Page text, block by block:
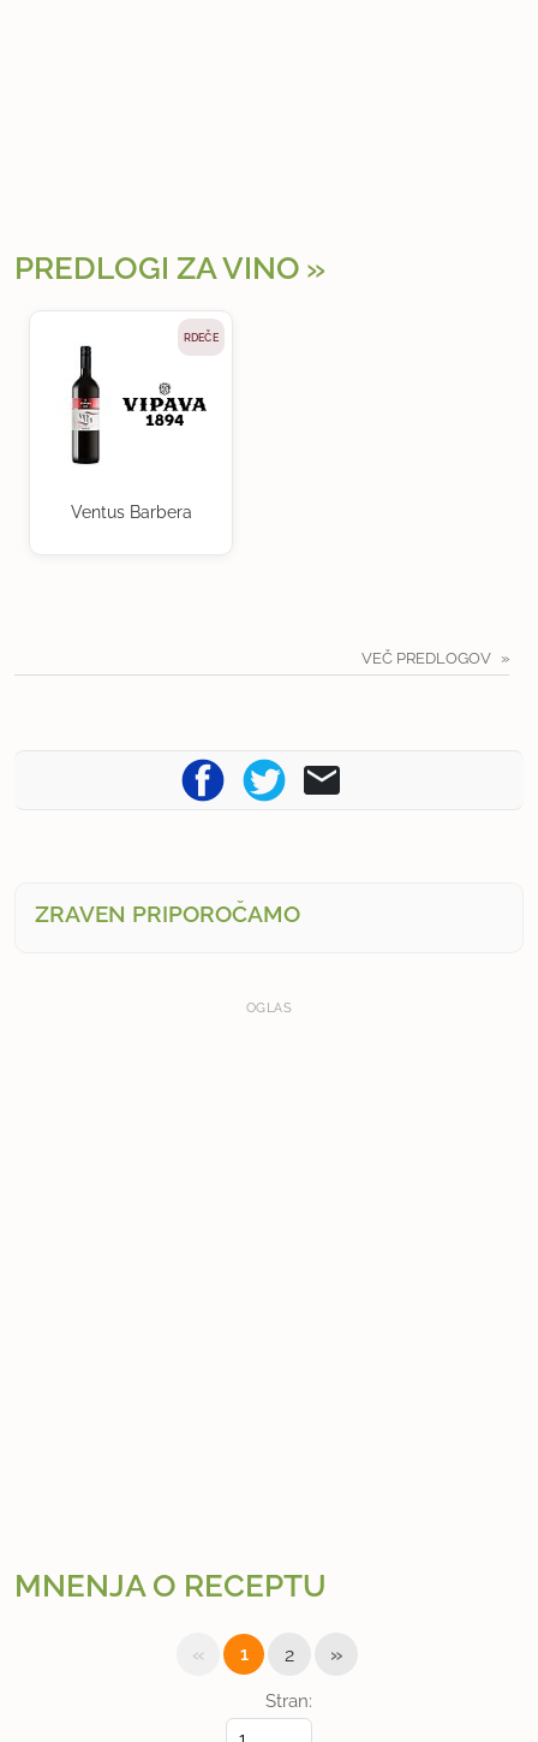
PREDLOGI ZA VINO
RDEČE
Ventus Barbera
VEČ PREDLOGOV
ZRAVEN PRIPOROČAMO
OGLAS
MNENJA O RECEPTU
Stran:
« 1 2 »